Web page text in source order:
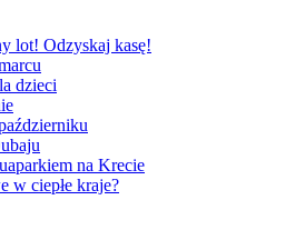
lot! Odzyskaj kasę!
dzieci
na Krecie
w ciepłe kraje?